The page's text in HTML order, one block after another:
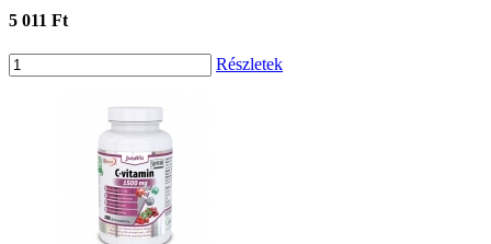
5 011 Ft
Részletek